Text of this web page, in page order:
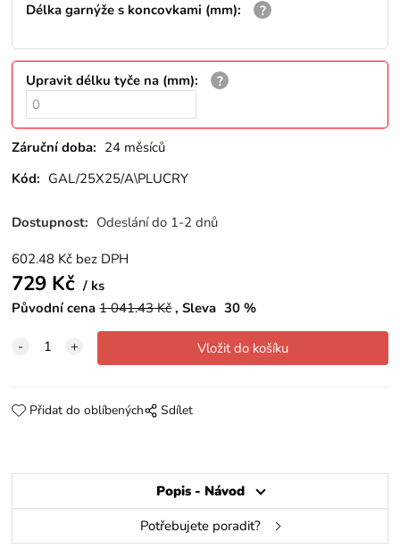
Délka garnýže s koncovkami (mm):
Upravit délku tyče na (mm):
Záruční doba: 24 měsíců
Kód: GAL/25X25/A\PLUCRY
Dostupnost: Odeslání do 1-2 dnů
602.48 Kč bez DPH
729 Kč
ks
Původní cena 1 041.43Kč Sleva 30 %
Přidat do oblíbených Sdílet
Popis - Návod
Potřebujete poradit?